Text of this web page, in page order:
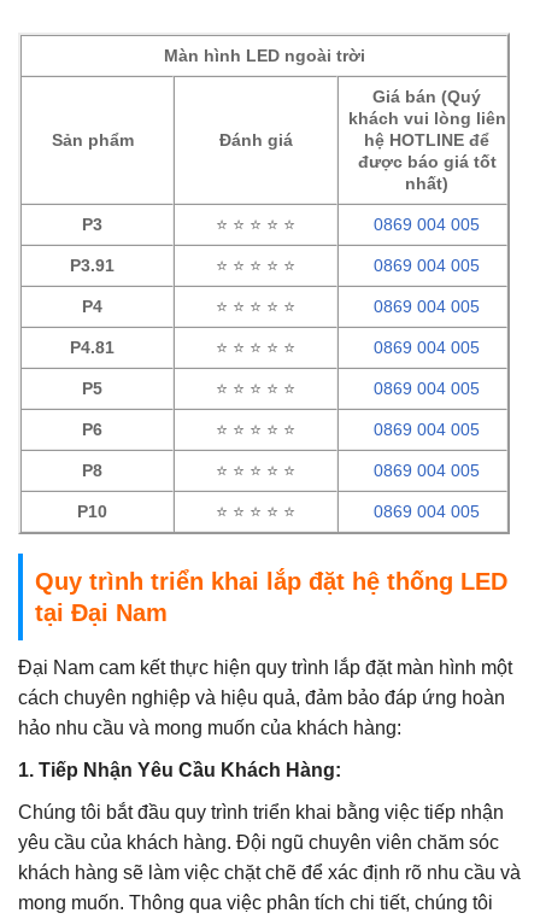
Màn hình LED ngoài trời
Sản phẩm Đánh giá
Giá bán (Quý
khách vui lòng liên
hệ HOTLINE để
được báo giá tốt
nhất)
P3 ⭐ ⭐ ⭐ ⭐ ⭐ 0869 004 005
P3.91 ⭐ ⭐ ⭐ ⭐ ⭐ 0869 004 005
P4 ⭐ ⭐ ⭐ ⭐ ⭐ 0869 004 005
P4.81 ⭐ ⭐ ⭐ ⭐ ⭐ 0869 004 005
P5 ⭐ ⭐ ⭐ ⭐ ⭐ 0869 004 005
P6 ⭐ ⭐ ⭐ ⭐ ⭐ 0869 004 005
P8 ⭐ ⭐ ⭐ ⭐ ⭐ 0869 004 005
P10 ⭐ ⭐ ⭐ ⭐ ⭐ 0869 004 005
Quy trình triển khai lắp đặt hệ thống LED
tại Đại Nam
Đại Nam cam kết thực hiện quy trình lắp đặt màn hình một
cách chuyên nghiệp và hiệu quả, đảm bảo đáp ứng hoàn
hảo nhu cầu và mong muốn của khách hàng:
1. Tiếp Nhận Yêu Cầu Khách Hàng:
Chúng tôi bắt đầu quy trình triển khai bằng việc tiếp nhận
yêu cầu của khách hàng. Đội ngũ chuyên viên chăm sóc
khách hàng sẽ làm việc chặt chẽ để xác định rõ nhu cầu và
mong muốn. Thông qua việc phân tích chi tiết, chúng tôi